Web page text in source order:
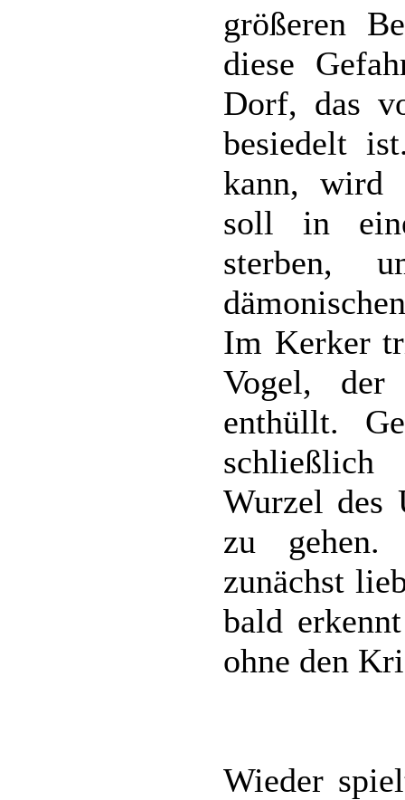
größeren
diese
Dorf, das
besiedelt
kann, wird
soll in
sterben,
Im Kerker
Vogel,
enthüllt.
Wurzel des
zu
zunächst
bald
ohne den
Wieder